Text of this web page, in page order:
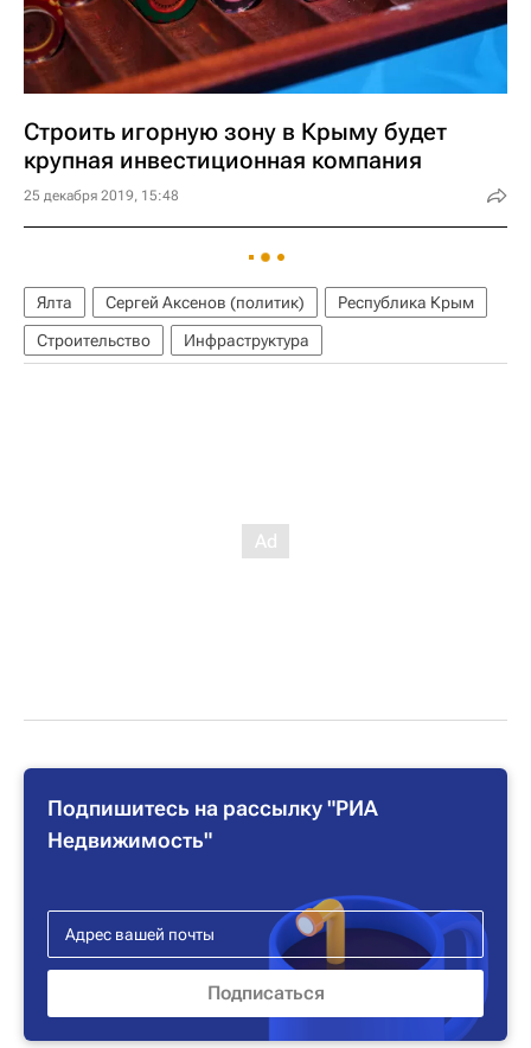
Строить игорную зону в Крыму будет
крупная инвестиционная компания
25 декабря 2019, 15:48
Ялта Сергей Аксенов (политик)
Республика Крым
Строительство
Инфраструктура
Подпишитесь на рассылку "РИА
Недвижимость"